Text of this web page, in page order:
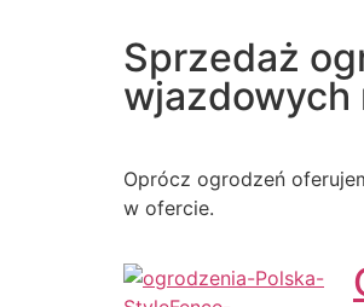
Sprzedaż
wjazdowych
Oprócz ogrodzeń
w ofercie.